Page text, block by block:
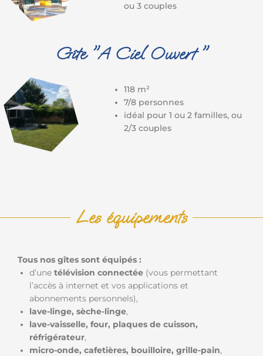
ou 3 couples
Gîte "A Ciel Ouvert "
118 m²
7/8 personnes
idéal pour 1 ou 2 familles, ou
2/3 couples
Les équipements
Tous nos gîtes sont équipés :
d’une télévision connectée (vous permettant
l’accès à internet et vos applications et
abonnements personnels),
lave-linge, sèche-linge,
lave-vaisselle, four, plaques de cuisson,
réfrigérateur,
micro-onde, cafetières, bouilloire, grille-pain,